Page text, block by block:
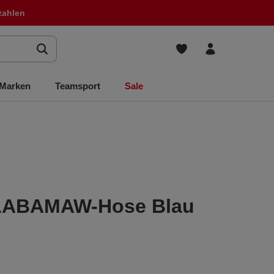
Marken Teamsport Sale
Hose Blau